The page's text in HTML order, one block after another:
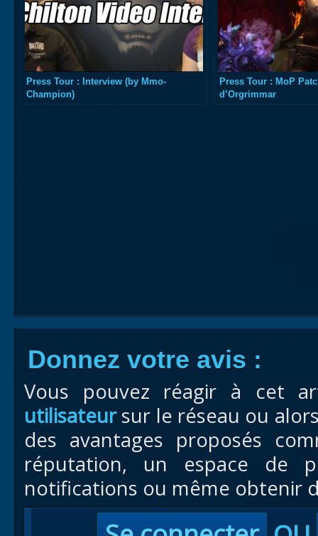
Press Tour : Interview (by Mmo-
Champion)
Press Tour : MoP
d’Orgrimmar
Donnez votre avis :
Vous pouvez réagir à cet
utilisateursur le réseau ou
des avantages proposés
réputation, un espace de
notifications ou même obtenir